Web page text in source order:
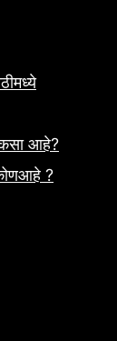
कसा आहे?
?